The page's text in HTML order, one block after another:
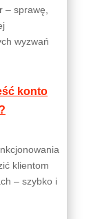
– sprawę,
wyzwań
konto
klientom
– szybko i